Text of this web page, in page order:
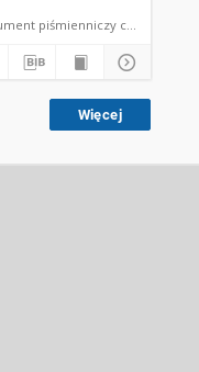
dokument piśmienniczy czasopismo
Więcej